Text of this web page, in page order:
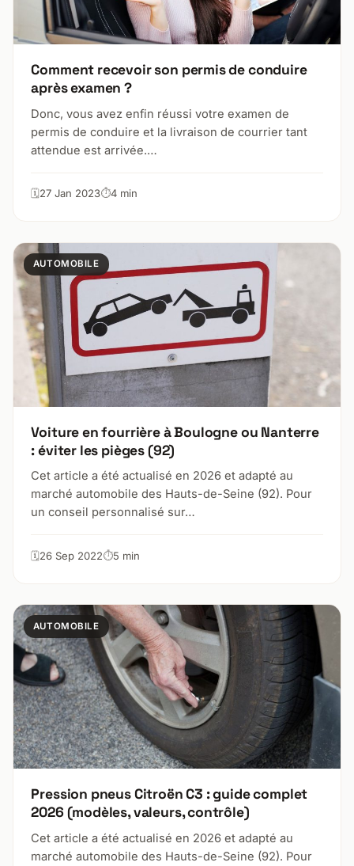
Comment recevoir son permis de conduire
après examen ?
Donc, vous avez enfin réussi votre examen de
permis de conduire et la livraison de courrier tant
attendue est arrivée.…
27 Jan 2023 4 min
AUTOMOBILE
Voiture en fourrière à Boulogne ou Nanterre
: éviter les pièges (92)
Cet article a été actualisé en 2026 et adapté au
marché automobile des Hauts-de-Seine (92). Pour
un conseil personnalisé sur…
26 Sep 2022 5 min
AUTOMOBILE
Pression pneus Citroën C3 : guide complet
2026 (modèles, valeurs, contrôle)
Cet article a été actualisé en 2026 et adapté au
marché automobile des Hauts-de-Seine (92). Pour